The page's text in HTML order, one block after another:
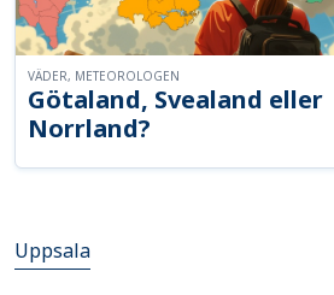
Götaland, Svealand eller
Norrland?
VÄDER, METEOROLOGEN
Uppsala